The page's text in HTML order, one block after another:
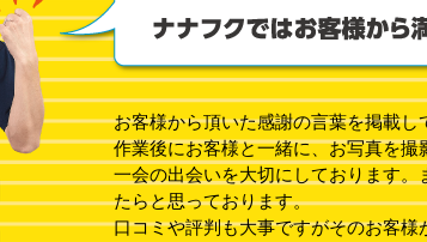
お客様から頂いた感謝の言葉を掲載し
作業後にお客様と一緒に、お写真を
一会の出会いを大切にしております
たらと思っております。
口コミや評判も大事ですがそのお客